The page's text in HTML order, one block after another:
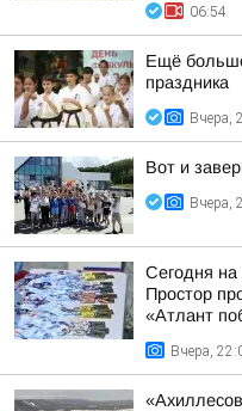
06:54
Ещё
праздника
Вчера,
Вот и
Вчера,
Сегодня
Простор
«Атлант
Вчера,